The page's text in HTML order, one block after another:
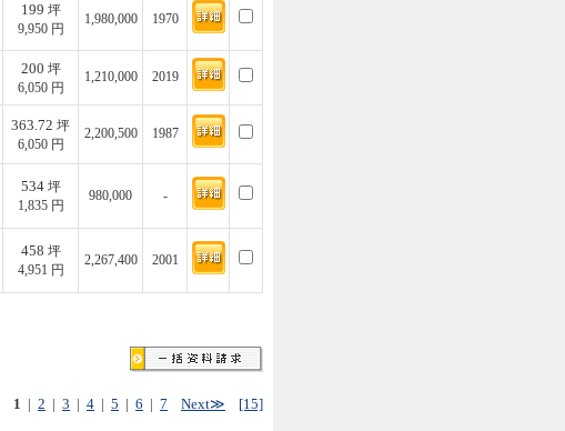
199 坪
9,950 円
1,980,000 1970
200 坪
6,050 円
1,210,000 2019
363.72 坪
6,050 円
2,200,500 1987
534坪
1,835 円
980,000 -
458 坪
4,951 円
2,267,400 2001
1 2 3 4 5 6 7 Next≫ [15]